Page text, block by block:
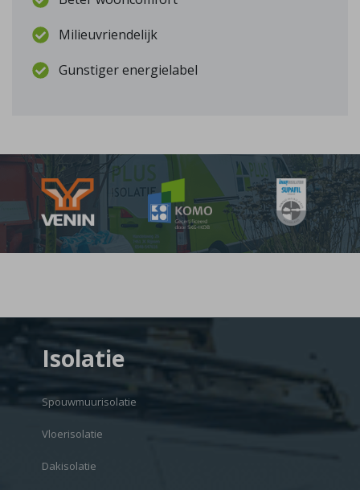
Milieuvriendelijk
Gunstiger energielabel
Isolatie
Spouwmuurisolatie
Vloerisolatie
Dakisolatie